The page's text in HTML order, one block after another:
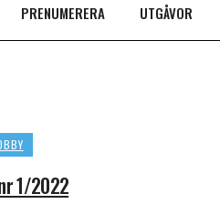
PRENUMERERA UTGÅVOR
1/2022